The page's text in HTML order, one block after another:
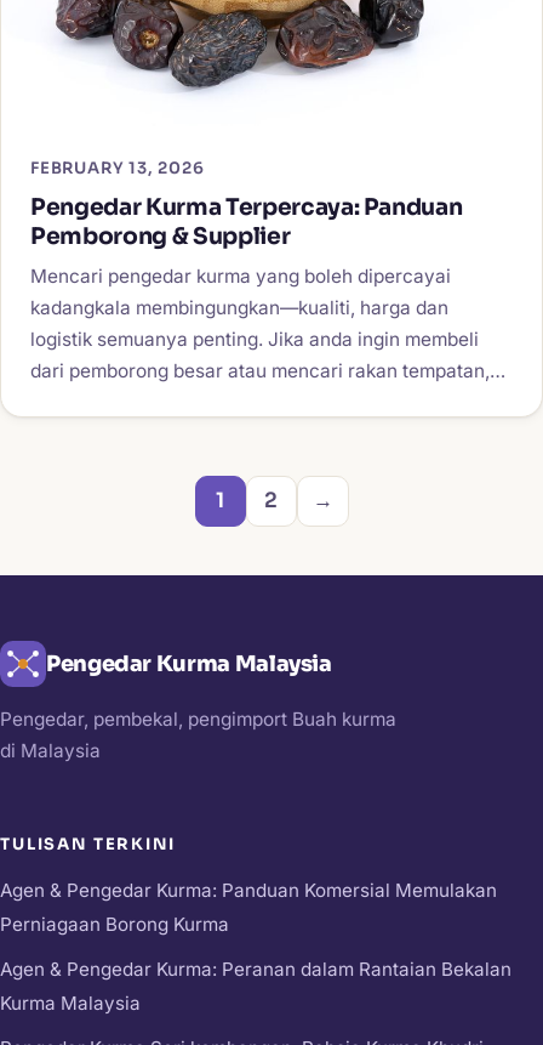
FEBRUARY 13, 2026
Pengedar Kurma Terpercaya: Panduan
Pemborong & Supplier
Mencari pengedar kurma yang boleh dipercayai
kadangkala membingungkan—kualiti, harga dan
logistik semuanya penting. Jika anda ingin membeli
dari pemborong besar atau mencari rakan tempatan,…
1 2 →
Pengedar Kurma Malaysia
Pengedar, pembekal, pengimport Buah kurma
di Malaysia
TULISAN TERKINI
Agen & Pengedar Kurma: Panduan Komersial Memulakan
Perniagaan Borong Kurma
Agen & Pengedar Kurma: Peranan dalam Rantaian Bekalan
Kurma Malaysia